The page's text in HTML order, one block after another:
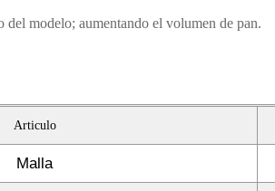
modelo; aumentando el volumen de pan.
Articulo
Malla